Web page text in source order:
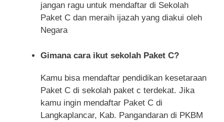
jangan ragu untuk mendaftar di Sekolah
Paket C dan meraih ijazah yang diakui oleh
Negara
Gimana cara ikut sekolah Paket C?
Kamu bisa mendaftar pendidikan kesetaraan
Paket C di sekolah paket c terdekat. Jika
kamu ingin mendaftar Paket C di
Langkaplancar, Kab. Pangandaran di PKBM